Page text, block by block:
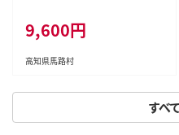
すべ
9,600円
高知県馬路村